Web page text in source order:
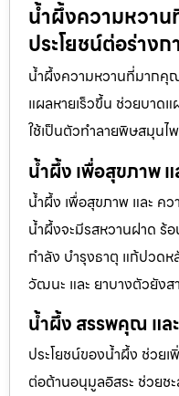
น้ำผึ้งความหวา
ประโยชน์ต่อร่างก
น้ำผึ้งความหวานที่มากคุ
แผลหายเร็วขึ้น ช่วยบาด
ใช้เป็นตัวทำลายพิษสมุนไ
น้ำผึ้ง เพื่อสุขภาพ
น้ำผึ้ง เพื่อสุขภาพ และ ค
น้ำผึ้งจะมีรสหวานฝาด ร้
กำลัง บำรุงธาตุ แก้ปวดห
วัฒนะ และ ยาบางตัวยัง
น้ำผึ้ง สรรพคุณ แล
ประโยชน์ของน้ำผึ้ง ช่วย
ต่อต้านอนุมูลอิสระ ช่วยช